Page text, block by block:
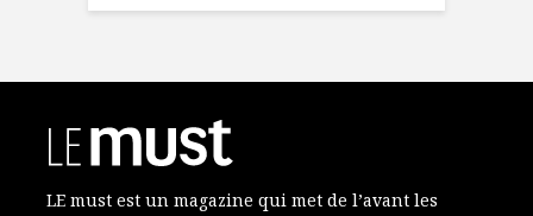
LE must est un magazine qui met de l’avant les